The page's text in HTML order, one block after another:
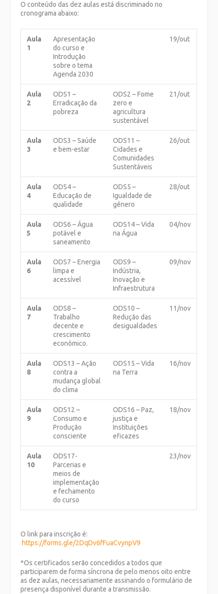
O conteúdo das dez aulas está discriminado no
cronograma abaixo:
Aula
1
Apresentação
do curso e
Introdução
sobre o tema
Agenda 2030
19/out
Aula
2
ODS1 –
Erradicação da
pobreza
ODS2 – Fome
zero e
agricultura
sustentável
21/out
Aula
3
ODS3 – Saúde
e bem-estar
ODS11 –
Cidades e
Comunidades
Sustentáveis
26/out
Aula
4
ODS4 –
Educação de
qualidade
ODS5 –
Igualdade de
gênero
28/out
Aula
5
ODS6 – Água
potável e
saneamento
ODS14 – Vida
na Água
04/nov
Aula
6
ODS7 – Energia
limpa e
acessível
ODS9 –
Indústria,
Inovação e
Infraestrutura
09/nov
Aula
7
ODS8 –
Trabalho
decente e
crescimento
econômico.
ODS10 –
Redução das
desigualdades
11/nov
Aula
8
ODS13 – Ação
contra a
mudança global
do clima
ODS15 – Vida
na Terra
16/nov
Aula
9
ODS12 –
Consumo e
Produção
consciente
ODS16 – Paz,
justiça e
Instituições
eficazes
18/nov
Aula
10
ODS17-
Parcerias e
meios de
implementação
e fechamento
do curso
23/nov
O link para inscrição é:
https://forms.gle/2DqDv6fFuaCvynpV9
*Os certificados serão concedidos a todos que
participarem de forma síncrona de pelo menos oito entre
as dez aulas, necessariamente assinando o formulário de
presença disponível durante a transmissão.